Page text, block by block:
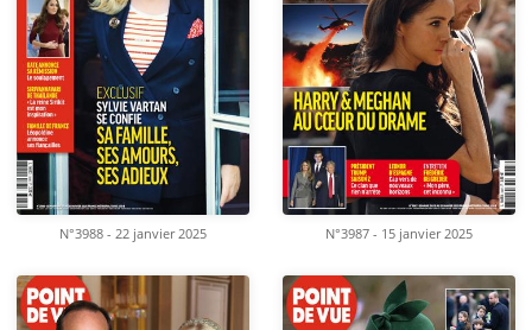
N°3988 - 22 janvier 2025 N°3987 - 15 janvier 2025